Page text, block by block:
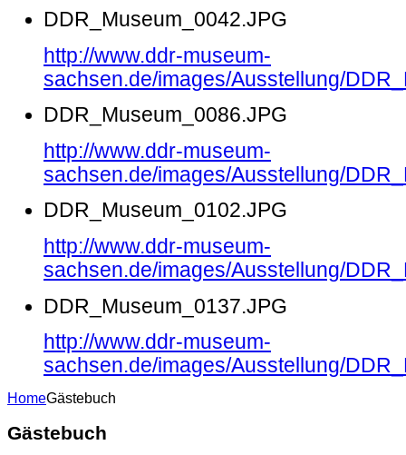
DDR_Museum_0042.JPG
http://www.ddr-museum-
sachsen.de/images/Ausstellung/
DDR_Museum_0086.JPG
http://www.ddr-museum-
sachsen.de/images/Ausstellung/
DDR_Museum_0102.JPG
http://www.ddr-museum-
sachsen.de/images/Ausstellung/
DDR_Museum_0137.JPG
http://www.ddr-museum-
sachsen.de/images/Ausstellung/
HomeGästebuch
Gästebuch